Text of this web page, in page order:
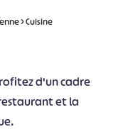
>Cuisine
d'un cadre
et la